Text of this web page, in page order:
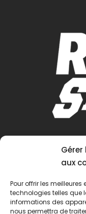
aux
Pour offrir les meilleures
technologies telles que
informations des
nous permettra de